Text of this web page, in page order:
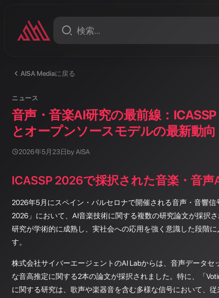
AISA Mediaに戻る
ニュース
音声・音楽AI研究の最前線：
とオープンソースモデルの最新動向
2026年5月23日 by AISA
ICASSP 2026で採択された音楽・音声
2026年5月にスペイン・バルセロナで開催される音声・音響信
2026」において、AI音楽技術に関する複数の研究論文が採択
研究が学術的に成熟し、実社会への応用を強く意識した段階
す。
株式会社サイバーエージェントのAI Labからは、音声データセ
な音高推定に関する2本の論文が採択されました。特に、「
に関する研究は、歌声や楽器音を含む多様な信号において、